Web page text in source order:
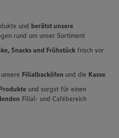
und berätst unsere
rund um unser Sortiment
Snacks und Frühstück frisch vor
Filialbacköfen und die Kasse
und sorgst für einen
Filial- und Cafébereich